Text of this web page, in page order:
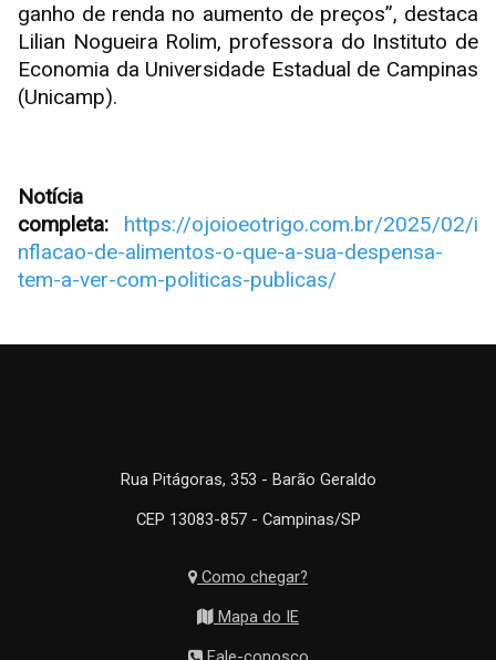
ganho de renda no aumento de preços”, destaca
Lilian Nogueira Rolim, professora do Instituto de
Economia da Universidade Estadual de Campinas
(Unicamp).
Notícia
completa:
https://ojoioeotrigo.com.br/2025/02/i
nflacao-de-alimentos-o-que-a-sua-despensa-
tem-a-ver-com-politicas-publicas/
Rua Pitágoras, 353 - Barão Geraldo
CEP 13083-857 - Campinas/SP
Como chegar?
Mapa do IE